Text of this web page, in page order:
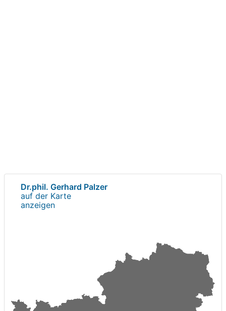
Dr.phil. Gerhard Palzer
auf der Karte
anzeigen